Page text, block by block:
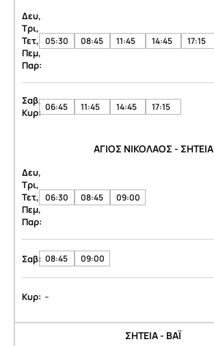
Δευ,
Τρι,
Τετ,
Πεμ,
Παρ:
05:30 08:45 11:45 14:45 17:15
Σαβ,
Κυρ: 06:45 11:45 14:45 17:15
ΑΓΙΟΣ ΝΙΚΟΛΑΟΣ - ΣΗΤΕΙΑ
Δευ,
Τρι,
Τετ,
Πεμ,
Παρ:
06:30 08:45 09:00
Σαβ: 08:45 09:00
Κυρ: -
ΣΗΤΕΙΑ - ΒΑΪ